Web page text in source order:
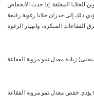
الخلايا المغلقة. إذا حدث الانخفاض
ذلك إلى جدران خلايا رغوية رفيعة
يؤدي خفض معدل نمو مرونة الفقاعة (خفض المنحنى B) إلى عدم كفاية القوة في شبكة